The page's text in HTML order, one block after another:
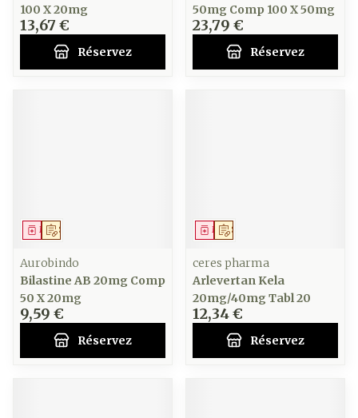
100 X 20mg
13,67 €
Réservez
50mg Comp 100 X 50mg
23,79 €
Réservez
Sur prescription
Médicament
Aurobindo
Bilastine AB 20mg Comp
50 X 20mg
9,59 €
Réservez
Sur prescription
Médicament
ceres pharma
Arlevertan Kela
20mg/40mg Tabl 20
12,34 €
Réservez